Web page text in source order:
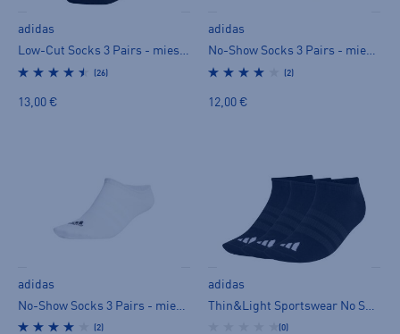
adidas
Low-Cut Socks 3 Pairs - miesten varrettomat sukat
(26)
13,00 €
adidas
No-Show Socks 3 Pairs - miesten varrettomat sukat
(2)
12,00 €
adidas
(2)
adidas
(0)